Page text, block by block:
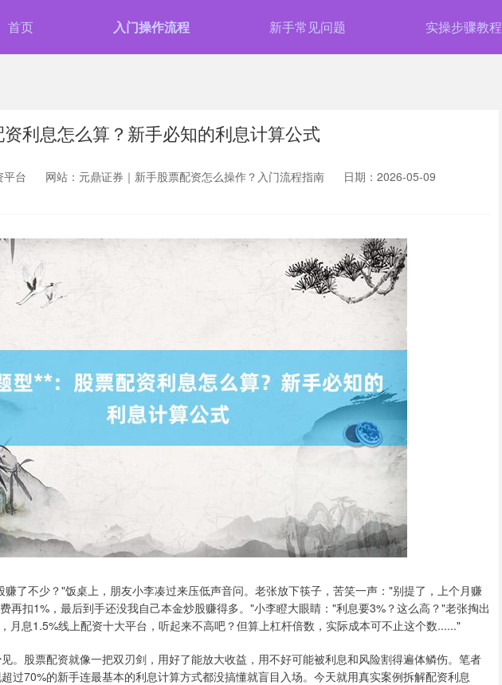
首页 入门操作流程 新手常见问题 实操步骤教程
利息怎么算？新手必知的利息计算公式
平台 网站：元鼎证券｜新手股票配资怎么操作？入门流程指南
日期：2026-05-09
了不少？"饭桌上，朋友小李凑过来压低声音问。老张放下筷子，苦笑一声："别提了，上个月赚
再扣1%，最后到手还没我自己本金炒股赚得多。"小李瞪大眼睛："利息要3%？这么高？"老张掏出
月息1.5%线上配资十大平台，听起来不高吧？但算上杠杆倍数，实际成本可不止这个数......"
。股票配资就像一把双刃剑，用好了能放大收益，用不好可能被利息和风险割得遍体鳞伤。笔者
过70%的新手连最基本的利息计算方式都没搞懂就盲目入场。今天就用真实案例拆解配资利息